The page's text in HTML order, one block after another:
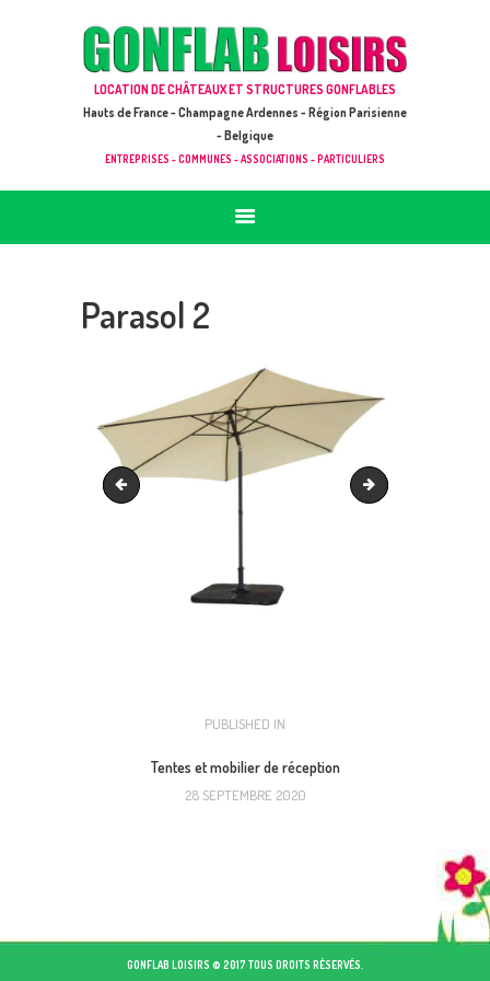
LOCATION DE CHÂTEAUX ET STRUCTURES GONFLABLES
Hauts de France - Champagne Ardennes - Région Parisienne
- Belgique
ENTREPRISES - COMMUNES - ASSOCIATIONS - PARTICULIERS
GONFLAB LOISIRS
ACCUEIL
JEUX À LOUER & PRESTATIONS
CATALOGUE / TARIF
DEMANDE DE DEVIS (SOUS 24H)
Parasol 2
Parasol 1 Parasol 3
NAVIGATION
PUBLISHED IN
Tentes et mobilier de réception
28 SEPTEMBRE 2020
GONFLAB LOISIRS © 2017 TOUS DROITS RÉSERVÉS.